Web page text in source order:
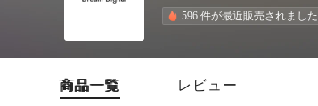
596 件が最近販売されました
商品一覧 レビュー